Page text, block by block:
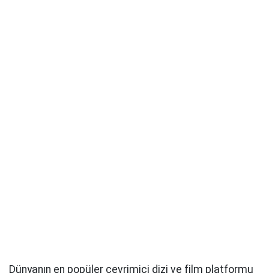
Dünyanın en popüler çevrimiçi dizi ve film platformu